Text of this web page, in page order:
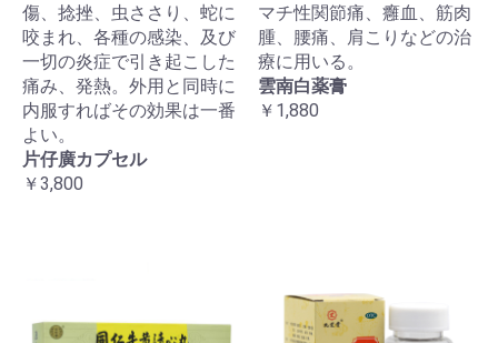
傷、捻挫、虫ささり、蛇に
咬まれ、各種の感染、及び
一切の炎症で引き起こした
痛み、発熱。外用と同時に
内服すればその効果は一番
よい。
片仔廣カプセル
￥3,800
マチ性関節痛、癰血、筋肉
腫、腰痛、肩こりなどの治
療に用いる。
雲南白薬膏
￥1,880